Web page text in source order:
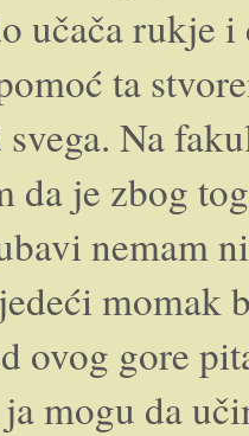
učača rukje
ta
Na
da je zbog
nemam
momak
ovog gore
mogu da